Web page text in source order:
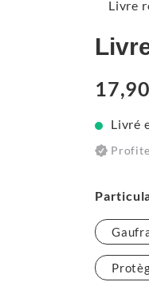
Livre
Livré